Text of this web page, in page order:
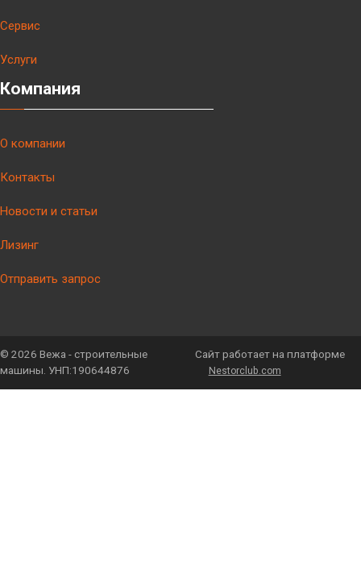
Сервис
Услуги
Компания
О компании
Контакты
Новости и статьи
Лизинг
Отправить запрос
© 2026 Вежа - строительные
машины. УНП:190644876
Сайт работает на платформе
Nestorclub.com